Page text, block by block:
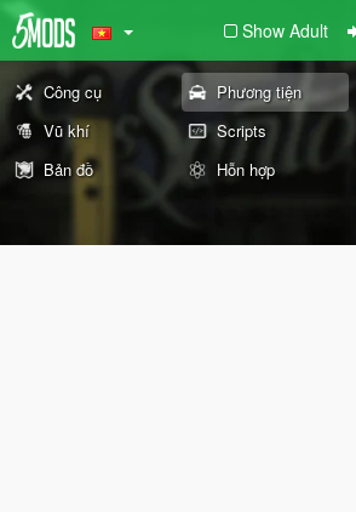
Show Adult
Công cụ Phương tiện
Vũ khí
Scripts
Bản đồ
Hỗn hợp